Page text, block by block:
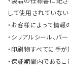
して使用されていない
・お客様によって情報
・シリアルシール、バ
・印刷物すべてに手が
・保証期間内であるこ